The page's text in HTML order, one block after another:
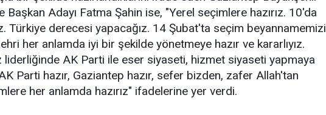
Başkan Adayı Fatma Şahin ise, "Yerel seçimlere hazırız. 10'da
Türkiye derecesi yapacağız. 14 Şubat'ta seçim beyannamemizi
her anlamda iyi bir şekilde yönetmeye hazır ve kararlıyız.
liderliğinde AK Parti ile eser siyaseti, hizmet siyaseti yapmaya
AK Parti hazır, Gaziantep hazır, sefer bizden, zafer Allah'tan
her anlamda hazırız" ifadelerine yer verdi.